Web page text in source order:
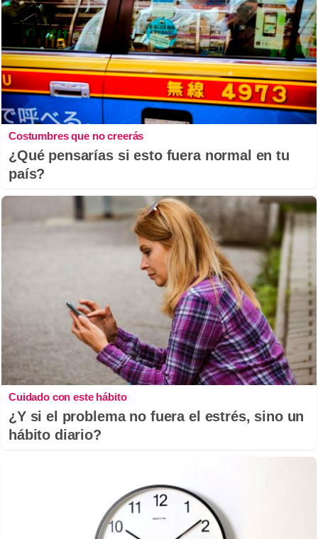
Costumbres que no creerás
¿Qué pensarías si esto fuera normal en tu
país?
Cuidado con este hábito
¿Y si el problema no fuera el estrés, sino un
hábito diario?